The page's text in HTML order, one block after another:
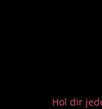
Hol dir